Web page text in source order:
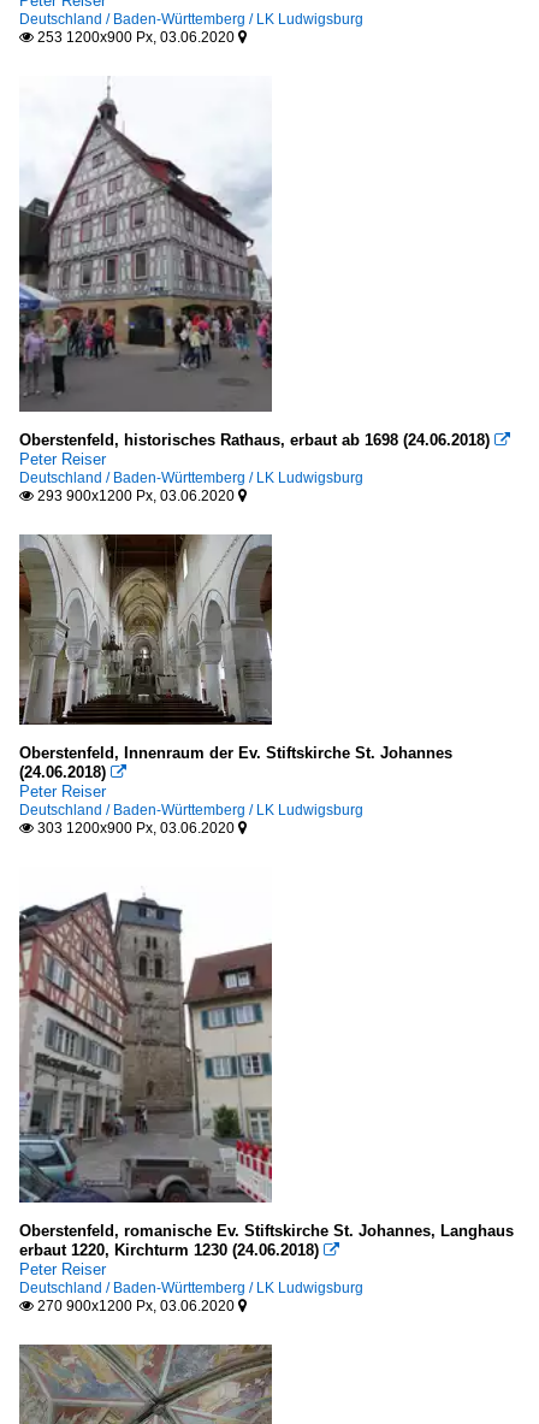
Deutschland / Baden-Württemberg / LK Ludwigsburg
 253 1200x900 Px, 03.06.2020 
Oberstenfeld, historisches Rathaus, erbaut ab 1698 (24.06.2018) 
Peter Reiser
Deutschland / Baden-Württemberg / LK Ludwigsburg
 293 900x1200 Px, 03.06.2020 
Oberstenfeld, Innenraum der Ev. Stiftskirche St. Johannes
(24.06.2018) 
Peter Reiser
Deutschland / Baden-Württemberg / LK Ludwigsburg
 303 1200x900 Px, 03.06.2020 
Oberstenfeld, romanische Ev. Stiftskirche St. Johannes, Langhaus
erbaut 1220, Kirchturm 1230 (24.06.2018) 
Peter Reiser
Deutschland / Baden-Württemberg / LK Ludwigsburg
 270 900x1200 Px, 03.06.2020 